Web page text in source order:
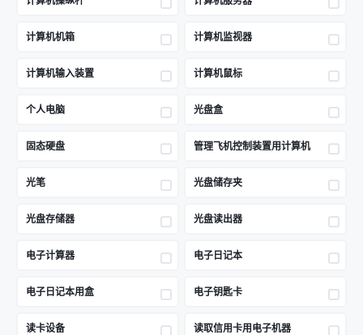
计算机机箱 计算机监视器
计算机输入装置 计算机鼠标
个人电脑 光盘盒
固态硬盘 管理飞机控制装置用计算机
光笔 光盘储存夹
光盘存储器 光盘读出器
电子计算器 电子日记本
电子日记本用盒 电子钥匙卡
读卡设备 读取信用卡用电子机器